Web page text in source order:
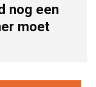
nog een
moet